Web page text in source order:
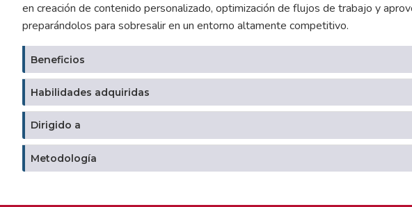
en creación de contenido personalizado, optimización de flujos de trabajo y
preparándolos para sobresalir en un entorno altamente competitivo.
Beneficios
Habilidades adquiridas
Dirigido a
Metodología